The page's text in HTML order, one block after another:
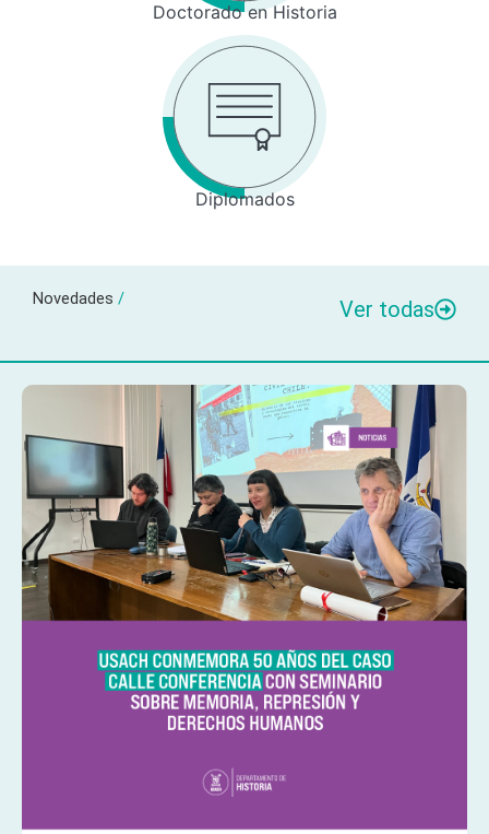
Doctorado en Historia
Diplomados
Novedades / Ver todas